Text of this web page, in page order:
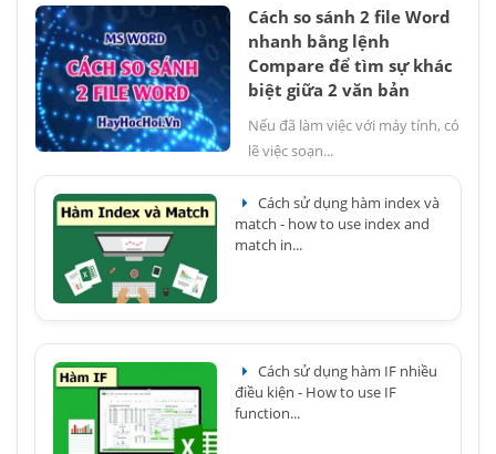
Cách so sánh 2 file Word
nhanh bằng lệnh
Compare để tìm sự khác
biệt giữa 2 văn bản
Nếu đã làm việc với máy tính, có
lẽ việc soạn...
Cách sử dụng hàm index và
match - how to use index and
match in...
Cách sử dụng hàm IF nhiều
điều kiện - How to use IF
function...